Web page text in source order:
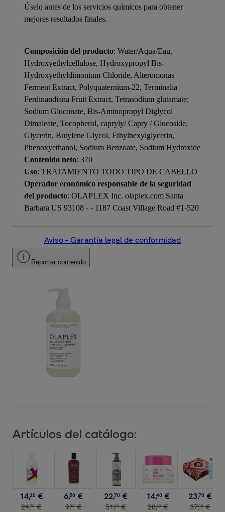
Úselo antes de los servicios químicos para obtener
mejores resultados finales.
Composición del producto: Water/Aqua/Eau,
Hydroxyethylcellulose, Hydroxypropyl Bis-
Hydroxyethyldimonium Chloride, Alteromonas
Ferment Extract, Polyquaternium-22, Terminalia
Ferdinandiana Fruit Extract, Tetrasodium glutamate;
Sodium Gluconate, Bis-Aminopropyl Diglycol
Dimaleate, Tocopherol, capryly/ Capry / Glucoside,
Glycerin, Butylene Glycol, Ethylhexylglycerin,
Phenoxyethanol, Sodium Benzoate, Sodium Hydroxide
Contenido neto: 370
Uso: TRATAMIENTO TODO TIPO DE CABELLO
Operador económico responsable de la seguridad
del producto: OLAPLEX Inc. olaplex.com Santa
Barbara US 93108 - - 1187 Coast Village Road #1-520
Aviso – Garantía legal de conformidad
Reportar contenido
Artículos del catálogo:
14,20 €
24,70 €
6,50 €
9,90 €
22,70 €
51,60 €
14,40 €
28,30 €
23,70 €
37,00 €